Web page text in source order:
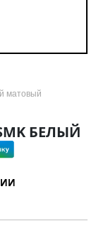
матовый
БЕЛЫЙ